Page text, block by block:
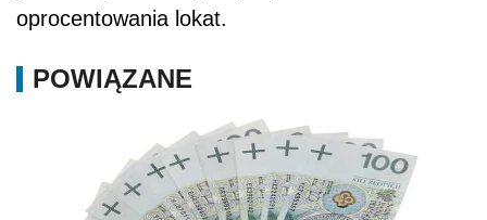
oprocentowania lokat.
POWIĄZANE